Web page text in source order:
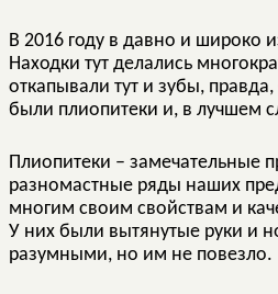
В 2016 году в давно и широко
Находки тут делались
откапывали тут и зубы,
были плиопитеки и, в лучшем
Плиопитеки – замечательные
разномастные ряды наших
многим своим свойствам и
У них были вытянутые руки и
разумными, но им не повезло.